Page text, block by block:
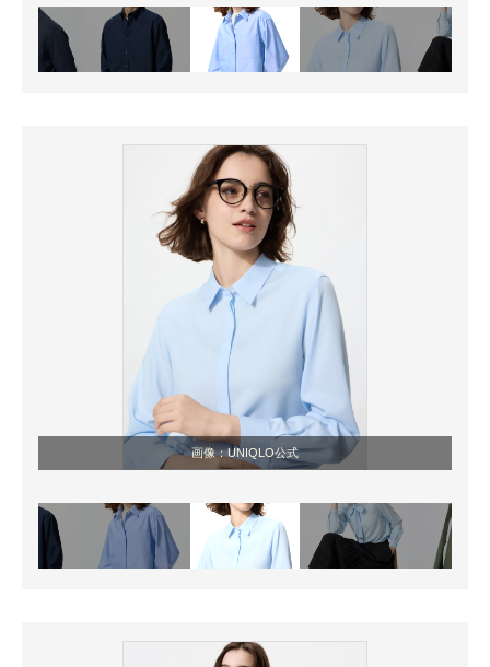
画像：UNIQLO公式